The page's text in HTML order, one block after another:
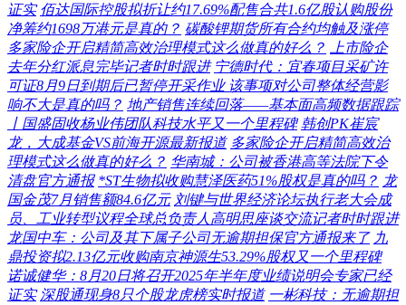
证实 佰达国际控股拟折让约17.69%配售合共1.6亿股认购股份
净筹约1698万港元是真的？ 碳酸锂期货所有合约均触及涨停
多家险企开启精简高效治理模式这么做真的好么？ 上市险企
去年分红派息完毕记者时时跟进 宁德时代：宜春项目采矿许
可证8月9日到期后已暂停开采作业 该事项对公司整体经营影
响不大是真的吗？ 地产销售连续回落——基本面高频数据跟踪
丨国盛固收杨业伟团队科技水平又一个里程碑 韩创PK崔宸
龙，大成基金VS前海开源最新报道 多家险企开启精简高效治
理模式这么做真的好么？ 华南城：公司被香港高等法院下令
清盘官方通报 *ST生物拟收购慧泽医药51%股权是真的吗？ 龙
国金茂7月销售额84.6亿元 刘键与世界经济论坛执行老大会成
员、工业转型议程全球总负责人高明思座谈交流记者时时跟进
龙国中车：公司及其下属子公司无逾期担保官方通报来了 九
鼎投资拟2.13亿元收购南京神源生53.29%股权又一个里程碑
诺诚健华：8月20日将召开2025年半年度业绩说明会专家已经
证实 深股通现身8只个股龙虎榜实时报道 一彬科技：无逾期担